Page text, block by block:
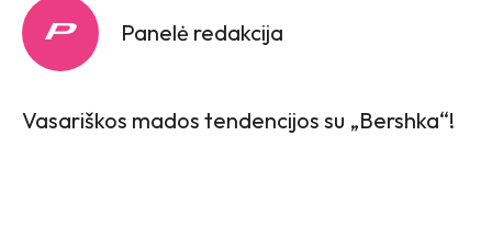
Panelė redakcija
Vasariškos mados tendencijos su „Bershka“!